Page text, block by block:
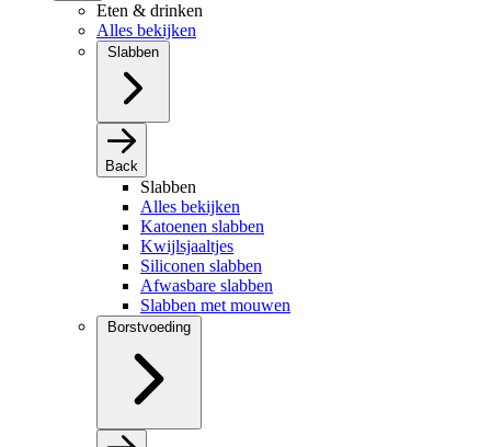
Eten & drinken
Alles bekijken
Slabben
Back
Slabben
Alles bekijken
Katoenen slabben
Kwijlsjaaltjes
Siliconen slabben
Afwasbare slabben
Slabben met mouwen
Borstvoeding